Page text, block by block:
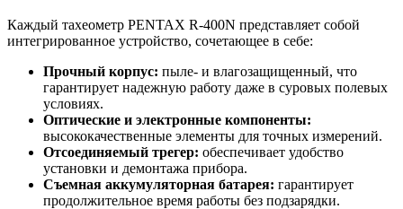
Каждый тахеометр PENTAX R-400N представляет собой
интегрированное устройство, сочетающее в себе:
Прочный корпус: пыле- и влагозащищенный, что
гарантирует надежную работу даже в суровых полевых
условиях.
Оптические и электронные компоненты:
высококачественные элементы для точных измерений.
Отсоединяемый трегер: обеспечивает удобство
установки и демонтажа прибора.
Съемная аккумуляторная батарея: гарантирует
продолжительное время работы без подзарядки.